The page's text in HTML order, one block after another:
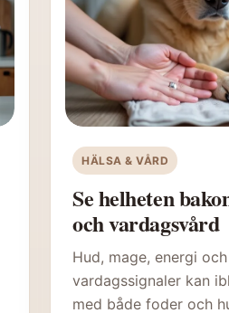
HÄLSA & VÅRD
Se helheten
och vardagsvård
Hud, mage, energi
vardagssignaler kan
med både foder och